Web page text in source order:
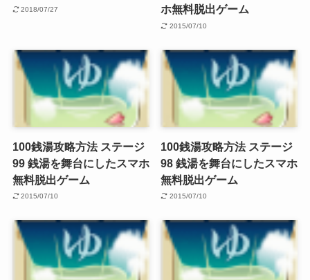
2018/07/27
ホ無料脱出ゲーム
2015/07/10
100銭湯攻略方法 ステージ
99 銭湯を舞台にしたスマホ
無料脱出ゲーム
2015/07/10
100銭湯攻略方法 ステージ
98 銭湯を舞台にしたスマホ
無料脱出ゲーム
2015/07/10